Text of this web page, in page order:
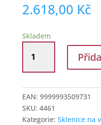
2.618,00 Kč
Skladem
nízkých
sklenic
lesního
skla
množství
EAN: 9999993509731
SKU: 4461
Kategorie: Sklenice na